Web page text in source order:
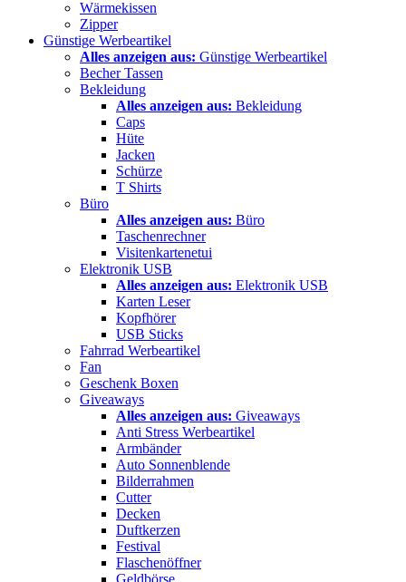
Wärmekissen
Zipper
Günstige Werbeartikel
Alles anzeigen aus: Günstige Werbeartikel
Becher Tassen
Bekleidung
Alles anzeigen aus: Bekleidung
Caps
Hüte
Jacken
Schürze
T Shirts
Büro
Alles anzeigen aus: Büro
Taschenrechner
Visitenkartenetui
Elektronik USB
Alles anzeigen aus: Elektronik USB
Karten Leser
Kopfhörer
USB Sticks
Fahrrad Werbeartikel
Fan
Geschenk Boxen
Giveaways
Alles anzeigen aus: Giveaways
Anti Stress Werbeartikel
Armbänder
Auto Sonnenblende
Bilderrahmen
Cutter
Decken
Duftkerzen
Festival
Flaschenöffner
Geldbörse